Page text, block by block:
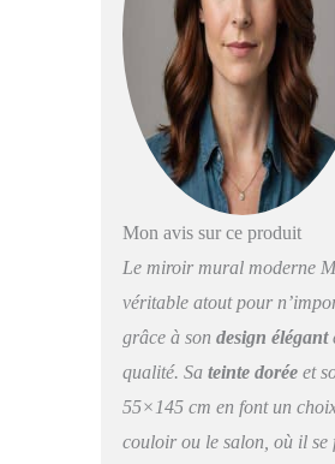
au
et
dans
les
Le
ou
Mon avis sur ce produit
Le miroir mural moderne
véritable atout pour
grâce à son design élégant
qualité. Sa teinte doréeet
55×145 cm en font un
couloir ou le salon, où il se